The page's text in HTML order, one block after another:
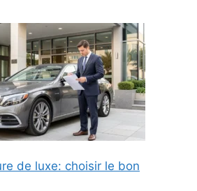
de luxe: choisir le bon